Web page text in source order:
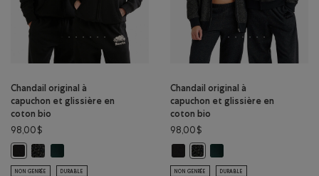
Chandail original à
capuchon et glissière en
coton bio
98,00$
Chandail original à capuchon et glissière en coton bio: NOIR Couleur
Chandail original à capuchon et glissière en coton bio: POIVRE
Chandail original à capuchon et glissière en coton bio: VARSITY
NON GENRÉE DURABLE
Chandail original à
capuchon et glissière en
coton bio
98,00$
Chandail original à capuchon et
Chandail original à capuchon
NON GENRÉE DURABLE